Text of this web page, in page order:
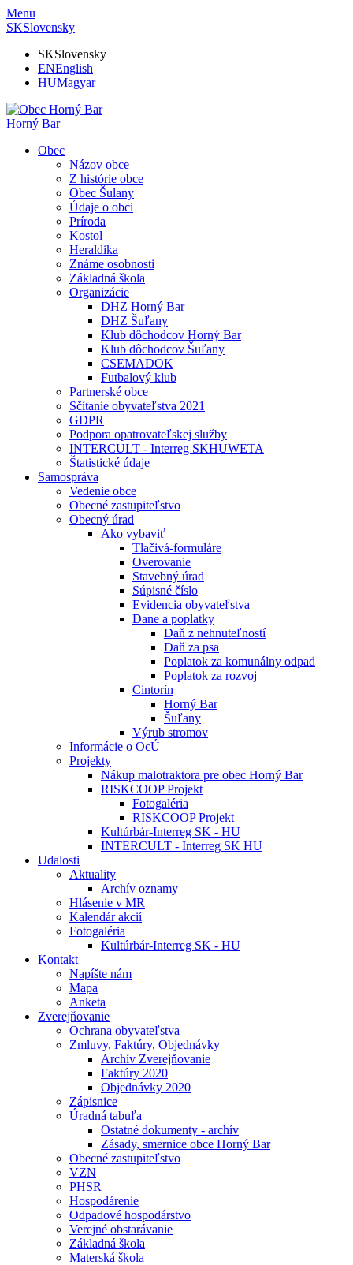
Menu
SKSlovensky
SKSlovensky
ENEnglish
HUMagyar
Horný Bar
Obec
Názov obce
Z histórie obce
Obec Šulany
Údaje o obci
Príroda
Kostol
Heraldika
Známe osobnosti
Základná škola
Organizácie
DHZ Horný Bar
DHZ Šuľany
Klub dôchodcov Horný Bar
Klub dôchodcov Šuľany
CSEMADOK
Futbalový klub
Partnerské obce
Sčítanie obyvateľstva 2021
GDPR
Podpora opatrovateľskej služby
INTERCULT - Interreg SKHUWETA
Štatistické údaje
Samospráva
Vedenie obce
Obecné zastupiteľstvo
Obecný úrad
Ako vybaviť
Tlačivá-formuláre
Overovanie
Stavebný úrad
Súpisné číslo
Evidencia obyvateľstva
Dane a poplatky
Daň z nehnuteľností
Daň za psa
Poplatok za komunálny odpad
Poplatok za rozvoj
Cintorín
Horný Bar
Šuľany
Výrub stromov
Informácie o OcÚ
Projekty
Nákup malotraktora pre obec Horný Bar
RISKCOOP Projekt
Fotogaléria
RISKCOOP Projekt
Kultúrbár-Interreg SK - HU
INTERCULT - Interreg SK HU
Udalosti
Aktuality
Archív oznamy
Hlásenie v MR
Kalendár akcií
Fotogaléria
Kultúrbár-Interreg SK - HU
Kontakt
Napíšte nám
Mapa
Anketa
Zverejňovanie
Ochrana obyvateľstva
Zmluvy, Faktúry, Objednávky
Archív Zverejňovanie
Faktúry 2020
Objednávky 2020
Zápisnice
Úradná tabuľa
Ostatné dokumenty - archív
Zásady, smernice obce Horný Bar
Obecné zastupiteľstvo
VZN
PHSR
Hospodárenie
Odpadové hospodárstvo
Verejné obstarávanie
Základná škola
Materská škola